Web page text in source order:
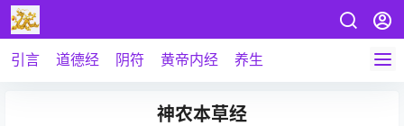
引言 道德经 阴符 黄帝内经 养生
神农本草经